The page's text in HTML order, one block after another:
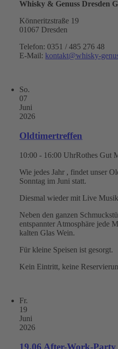
Whisky & Genuss Dresden
Könneritzstraße 19
01067 Dresden
Telefon: 0351 / 485 276 48
E-Mail: kontakt@whisky-
So.
07
Juni
2026
Oldtimertreffen
10:00 - 16:00 UhrRothes Gut
Wie jedes Jahr , findet unser
Sonntag im Juni statt.
Diesmal wieder mit Live
Neben den ganzen
entspannter Atmosphäre jede
kalten Glas Wein.
Für kleine Speisen ist gesorgt.
Kein Eintritt, keine
Fr.
19
Juni
2026
19.06 After-Work-